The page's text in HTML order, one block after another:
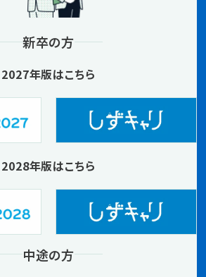
新卒の方
2027年版はこちら
2028年版はこちら
中途の方